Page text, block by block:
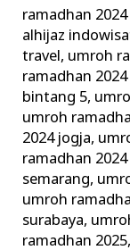
ramadhan
alhijaz
travel, umroh
ramadhan
bintang 5,
umroh
2024 jogja,
ramadhan
semarang,
umroh
surabaya,
ramadhan 2025,